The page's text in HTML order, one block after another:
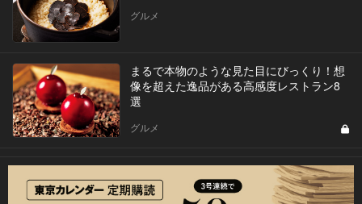
グルメ
まるで本物のような見た目にびっくり！想
像を超えた逸品がある高感度レストラン8
選
グルメ